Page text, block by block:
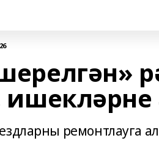
ремонтлауга